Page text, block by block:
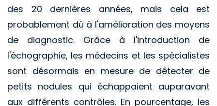
des 20 dernières années, mais cela est
probablement dû à l'amélioration des moyens
de diagnostic. Grâce à l'introduction de
l'échographie, les médecins et les spécialistes
sont désormais en mesure de détecter de
petits nodules qui échappaient auparavant
aux différents contrôles. En pourcentage, les